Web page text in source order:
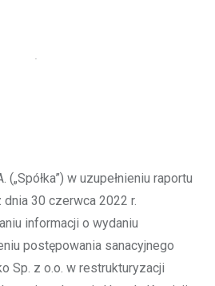
w uzupełnieniu raportu
30 czerwca 2022 r.
informacji o wydaniu
postępowania sanacyjnego
Sp. z o.o. w restrukturyzacji